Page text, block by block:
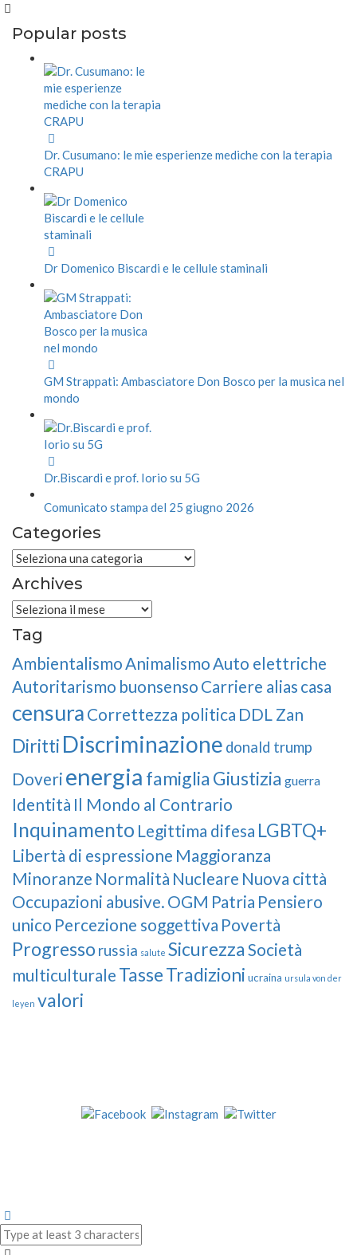
Popular posts
Dr. Cusumano: le mie esperienze mediche con la terapia
CRAPU
Dr Domenico Biscardi e le cellule staminali
GM Strappati: Ambasciatore Don Bosco per la musica nel
mondo
Dr.Biscardi e prof. Iorio su 5G
Comunicato stampa del 25 giugno 2026
Categories
Categories
Archives
Archives
Tag
AmbientalismoAnimalismoAuto elettriche
Autoritarismo buonsenso Carriere alias casa
censura Correttezza politica DDL Zan
Diritti Discriminazione donald trump
Doveri energia famiglia Giustizia guerra
Identità Il Mondo al Contrario
Inquinamento Legittima difesa LGBTQ+
Libertà di espressione Maggioranza
Minoranze Normalità Nucleare Nuova città
Occupazioni abusive. OGM Patria Pensiero
unico Percezione soggettiva Povertà
Progresso russia salute Sicurezza Società
multiculturale TasseTradizioni ucraina ursula von der
leyen valori